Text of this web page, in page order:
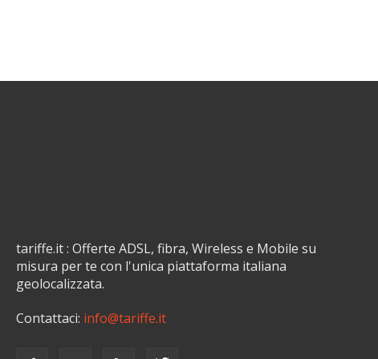
tariffe.it : Offerte ADSL, fibra, Wireless e Mobile su
misura per te con l'unica piattaforma italiana
geolocalizzata.
Contattaci: info@tariffe.it